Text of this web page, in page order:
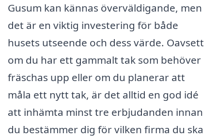
Gusum kan kännas överväldigande, men
det är en viktig investering för både
husets utseende och dess värde. Oavsett
om du har ett gammalt tak som behöver
fräschas upp eller om du planerar att
måla ett nytt tak, är det alltid en god idé
att inhämta minst tre erbjudanden innan
du bestämmer dig för vilken firma du ska